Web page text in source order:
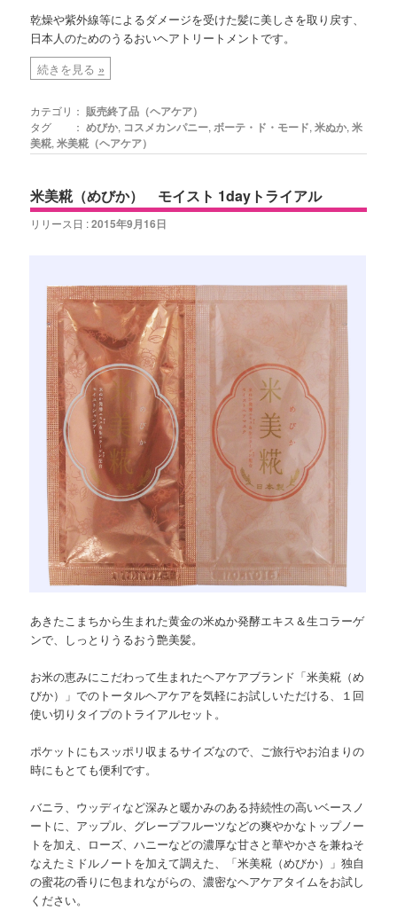
乾燥や紫外線等によるダメージを受けた髪に美しさを取り戻す、
日本人のためのうるおいヘアトリートメントです。
続きを見る »
カテゴリ： 販売終了品（ヘアケア）
タグ ： めびか, コスメカンパニー, ボーテ・ド・モード,米ぬか,米
美糀,米美糀（ヘアケア）
米美糀（めびか） モイスト 1dayトライアル
リリース日 :2015年9月16日
あきたこまちから生まれた黄金の米ぬか発酵エキス＆生コラーゲ
ンで、しっとりうるおう艶美髪。
お米の恵みにこだわって生まれたヘアケアブランド「米美糀（め
びか）」でのトータルヘアケアを気軽にお試しいただける、１回
使い切りタイプのトライアルセット。
ポケットにもスッポリ収まるサイズなので、ご旅行やお泊まりの
時にもとても便利です。
バニラ、ウッディなど深みと暖かみのある持続性の高いベースノ
ートに、アップル、グレープフルーツなどの爽やかなトップノー
トを加え、ローズ、ハニーなどの濃厚な甘さと華やかさを兼ねそ
なえたミドルノートを加えて調えた、「米美糀（めびか）」独自
の蜜花の香りに包まれながらの、濃密なヘアケアタイムをお試し
ください。